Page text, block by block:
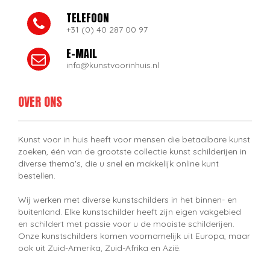
TELEFOON
+31 (0) 40 287 00 97
E-MAIL
info@kunstvoorinhuis.nl
OVER ONS
Kunst voor in huis heeft voor mensen die betaalbare kunst
zoeken, één van de grootste collectie kunst schilderijen in
diverse thema's, die u snel en makkelijk online kunt
bestellen.
Wij werken met diverse kunstschilders in het binnen- en
buitenland. Elke kunstschilder heeft zijn eigen vakgebied
en schildert met passie voor u de mooiste schilderijen.
Onze kunstschilders komen voornamelijk uit Europa, maar
ook uit Zuid-Amerika, Zuid-Afrika en Azië.